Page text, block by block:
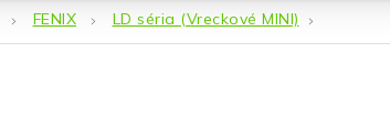
FENIX LD séria (Vreckové MINI)